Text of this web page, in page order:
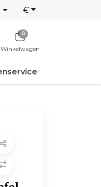
€
0
Winkelwagen